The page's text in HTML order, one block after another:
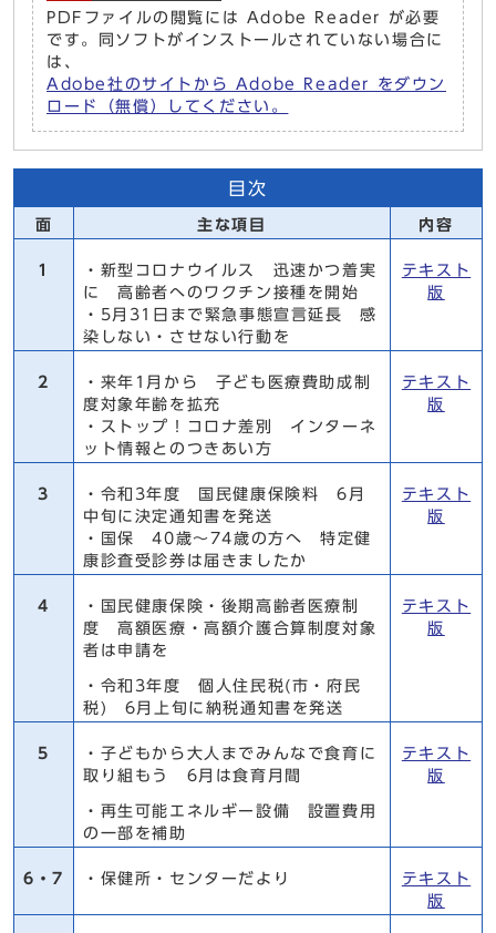
PDFファイルの閲覧には Adobe Reader が必要
です。同ソフトがインストールされていない場合に
は、
Adobe社のサイトから Adobe Reader をダウン
ロード（無償）してください。
目次
面 主な項目 内容
1
・新型コロナウイルス 迅速かつ着実
に 高齢者へのワクチン接種を開始
・5月31日まで緊急事態宣言延長 感
染しない・させない行動を
テキスト
版
2
・来年1月から 子ども医療費助成制
度対象年齢を拡充
・ストップ！コロナ差別 インターネ
ット情報とのつきあい方
テキスト
版
3
・令和3年度 国民健康保険料 6月
中旬に決定通知書を発送
・国保 40歳～74歳の方へ 特定健
康診査受診券は届きましたか
テキスト
版
4
・国民健康保険・後期高齢者医療制
度 高額医療・高額介護合算制度対象
者は申請を
・令和3年度 個人住民税(市・府民
税) 6月上旬に納税通知書を発送
テキスト
版
5
・子どもから大人までみんなで食育に
取り組もう 6月は食育月間
・再生可能エネルギー設備 設置費用
の一部を補助
テキスト
版
6・7 ・保健所・センターだより
テキスト
版